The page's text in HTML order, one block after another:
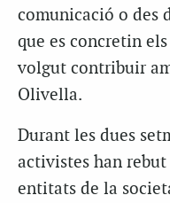
comunicació o des
que es concretin
volgut contribuir
Olivella.
Durant les dues
activistes han
entitats de la